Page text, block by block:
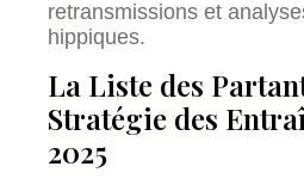
retransmissions et
hippiques.
La Liste des
Stratégie des
2025